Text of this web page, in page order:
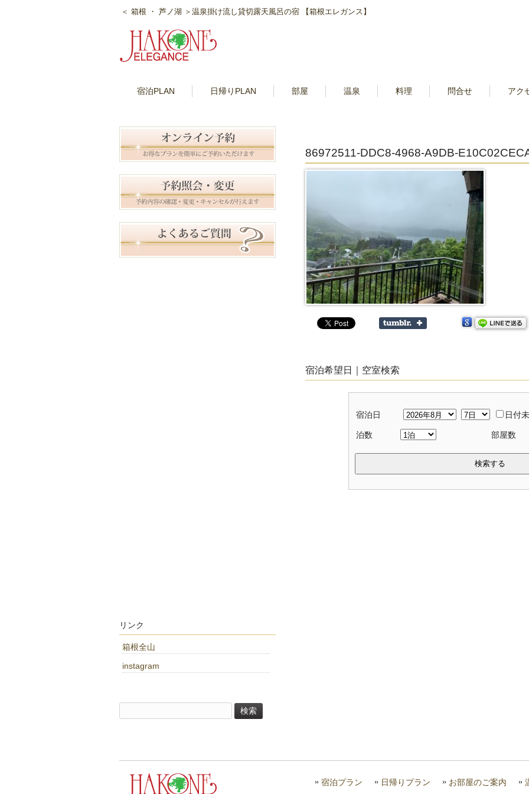
＜ 箱根 ・ 芦ノ湖 ＞温泉掛け流し貸切露天風呂の宿 【箱根エレガンス】
宿泊PLAN 日帰りPLAN 部屋 温泉 料理 問合せ アク
86972511-DDC8-4968-A9DB-
宿泊希望日｜空室検索
宿泊日 日付
泊数 部屋数
検索する
リンク
箱根全山
instagram
索:
宿泊プラン 日帰りプラン お部屋のご案内